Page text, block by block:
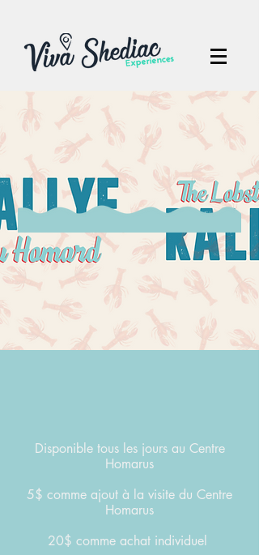
Disponible tous les jours au Centre
Homarus
5$ comme ajout à la visite du Centre
Homarus
20$ comme achat individuel